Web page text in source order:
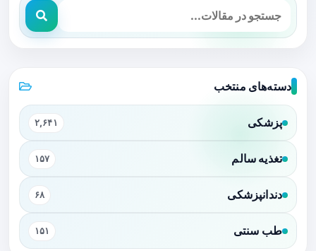
دسته‌های منتخب
پزشکی ۲,۶۴۱
تغذیه سالم ۱۵۷
دندانپزشکی ۶۸
طب سنتی ۱۵۱